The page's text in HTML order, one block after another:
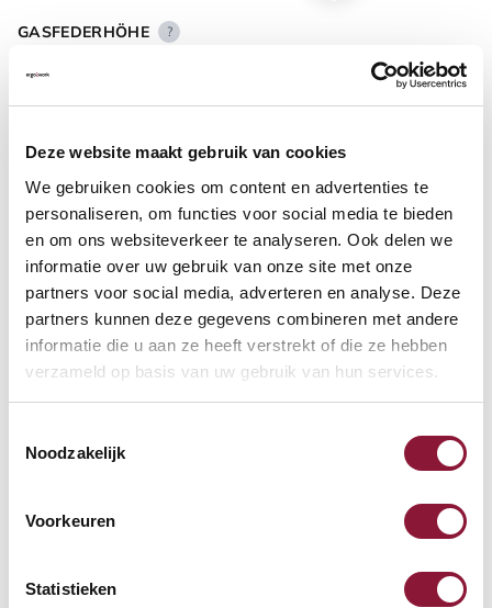
Deze website maakt gebruik van cookies
We gebruiken cookies om content en advertenties te
personaliseren, om functies voor social media te bieden
en om ons websiteverkeer te analyseren. Ook delen we
informatie over uw gebruik van onze site met onze
partners voor social media, adverteren en analyse. Deze
partners kunnen deze gegevens combineren met andere
informatie die u aan ze heeft verstrekt of die ze hebben
verzameld op basis van uw gebruik van hun services.
Noodzakelijk
Voorkeuren
Statistieken
GASFEDERHÖHE ?
FUSSRING ?
FUSSRING AUS POLIERTEM ALUMINIUM ?
Verfügbar